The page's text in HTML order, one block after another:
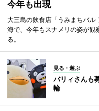
今年も出現
大三島の飲食店「うみまちバ
海で、今年もスナメリの姿が観
る。
見る・遊ぶ
バリィさんも
輪